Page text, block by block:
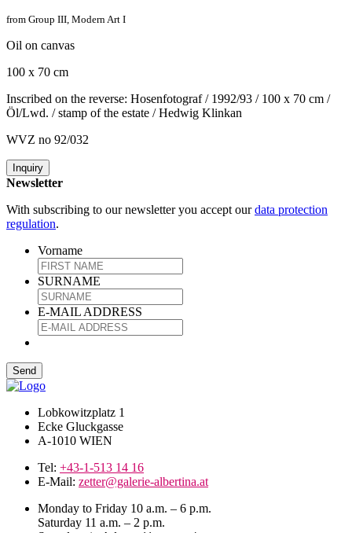
from Group III, Modern Art I
Oil on canvas
100 x 70 cm
Inscribed on the reverse: Hosenfotograf / 1992/93 / 100 x 70 cm /
Öl/Lwd. / stamp of the estate / Hedwig Klinkan
WVZ no 92/032
Inquiry
Newsletter
With subscribing to our newsletter you accept ourdata protection
regulation.
Vorname
SURNAME
E-MAIL ADDRESS
Lobkowitzplatz 1
Ecke Gluckgasse
A-1010 WIEN
Tel: +43-1-513 14 16
E-Mail: zetter@galerie-albertina.at
Monday to Friday 10 a.m. – 6 p.m.
Saturday 11 a.m. – 2 p.m.